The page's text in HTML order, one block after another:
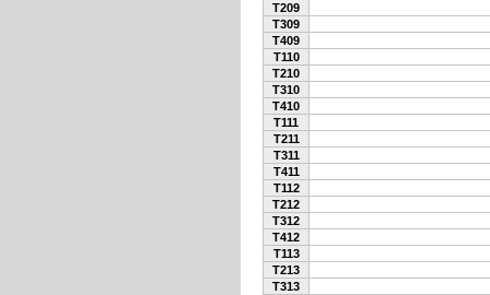
T209
T309
T409
T110
T210
T310
T410
T111
T211
T311
T411
T112
T212
T312
T412
T113
T213
T313